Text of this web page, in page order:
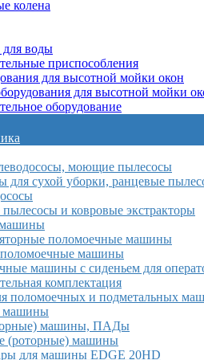
колена
воды
приспособления
для высотной мойки окон
для высотной мойки
оборудование
моющие пылесосы
для сухой уборки, ранцевые
и ковровые экстракторы
поломоечные машины
машины
машины с сиденьем для
комплектация
поломоечных и подметальных
машины
машины, ПАДы
(роторные) машины
для машины EDGE 20HD